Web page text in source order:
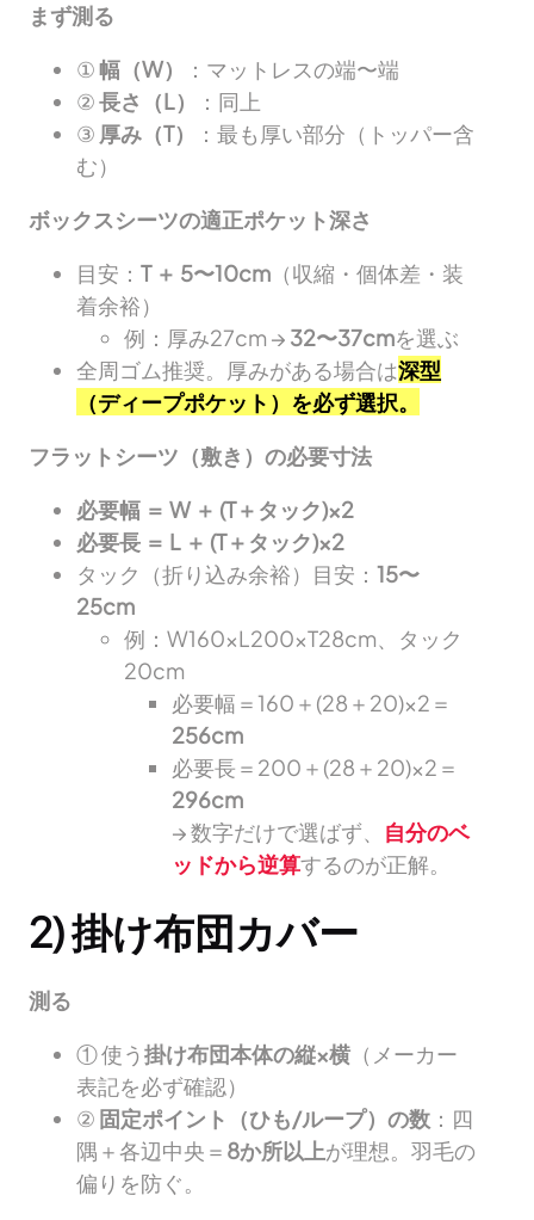
まず測る
①幅（W）
：マットレスの端〜端
②長さ（L）
：同上
③ 厚み（T）
：最も厚い部分（トッパー含
む）
ボックスシーツの適正ポケット深さ
目安： T ＋ 5〜10cm （収縮・個体差・装
着余裕）
例：厚み27cm → 32〜37cmを選ぶ
全周ゴム推奨。厚みがある場合は深型
（ディープポケット）を必ず選択。
フラットシーツ（敷き）の必要寸法
必要幅 ＝ W ＋ (T＋タック)×2
必要長 ＝ L ＋ (T＋タック)×2
タック（折り込み余裕）目安： 15〜
25cm
例：W160×L200×T28cm、タック
20cm
必要幅＝160＋(28＋20)×2＝
256cm
必要長＝200＋(28＋20)×2＝
296cm
→ 数字だけで選ばず、 自分のベ
ッドから逆算するのが正解。
2) 掛け布団カバー
測る
① 使う掛け布団本体の縦×横 （メーカー
表記を必ず確認）
② 固定ポイント（ひも/ループ）の数 ：四
隅＋各辺中央＝ 8か所以上が理想。羽毛の
偏りを防ぐ。